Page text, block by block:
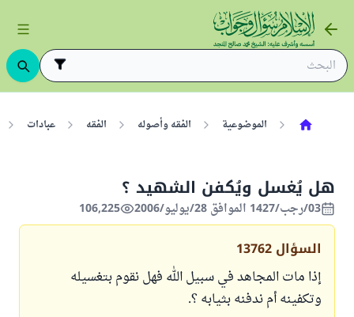
الموضوعية الفقه وأصوله الفقه عبادات
هل يُغسل ويُكفن الشهيد ؟
03/رجب/1427 الموافق 28/يوليو/2006 106,225
السؤال 13762
إذا مات المجاهد في سبيل الله فهل نقوم بتغسيله
وتكفينه أم ندفنه بثيابه ؟.